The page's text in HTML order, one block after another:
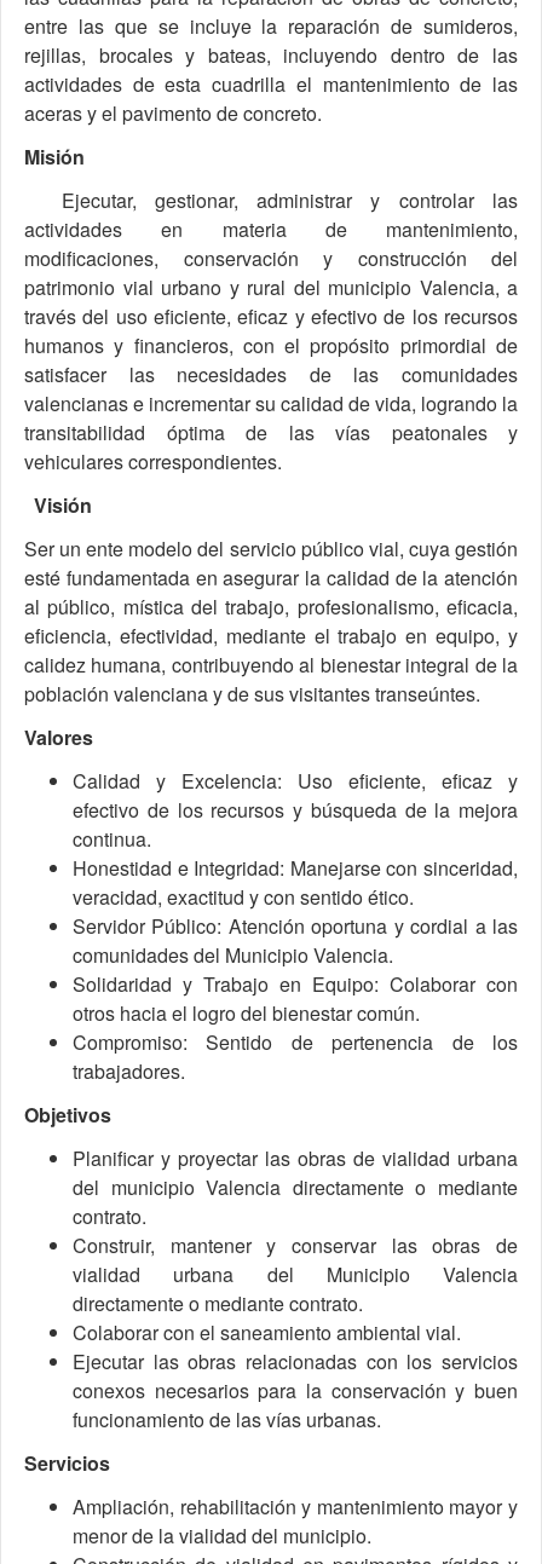
entre las que se incluye la reparación de sumideros,
rejillas, brocales y bateas, incluyendo dentro de las
actividades de esta cuadrilla el mantenimiento de las
aceras y el pavimento de concreto.
Misión
Ejecutar, gestionar, administrar y controlar las
actividades en materia de mantenimiento,
modificaciones, conservación y construcción del
patrimonio vial urbano y rural del municipio Valencia, a
través del uso eficiente, eficaz y efectivo de los recursos
humanos y financieros, con el propósito primordial de
satisfacer las necesidades de las comunidades
valencianas e incrementar su calidad de vida, logrando la
transitabilidad óptima de las vías peatonales y
vehiculares correspondientes.
Visión
Ser un ente modelo del servicio público vial, cuya gestión
esté fundamentada en asegurar la calidad de la atención
al público, mística del trabajo, profesionalismo, eficacia,
eficiencia, efectividad, mediante el trabajo en equipo, y
calidez humana, contribuyendo al bienestar integral de la
población valenciana y de sus visitantes transeúntes.
Valores
Calidad y Excelencia: Uso eficiente, eficaz y
efectivo de los recursos y búsqueda de la mejora
continua.
Honestidad e Integridad: Manejarse con sinceridad,
veracidad, exactitud y con sentido ético.
Servidor Público: Atención oportuna y cordial a las
comunidades del Municipio Valencia.
Solidaridad y Trabajo en Equipo: Colaborar con
otros hacia el logro del bienestar común.
Compromiso: Sentido de pertenencia de los
trabajadores.
Objetivos
Planificar y proyectar las obras de vialidad urbana
del municipio Valencia directamente o mediante
contrato.
Construir, mantener y conservar las obras de
vialidad urbana del Municipio Valencia
directamente o mediante contrato.
Colaborar con el saneamiento ambiental vial.
Ejecutar las obras relacionadas con los servicios
conexos necesarios para la conservación y buen
funcionamiento de las vías urbanas.
Servicios
Ampliación, rehabilitación y mantenimiento mayor y
menor de la vialidad del municipio.